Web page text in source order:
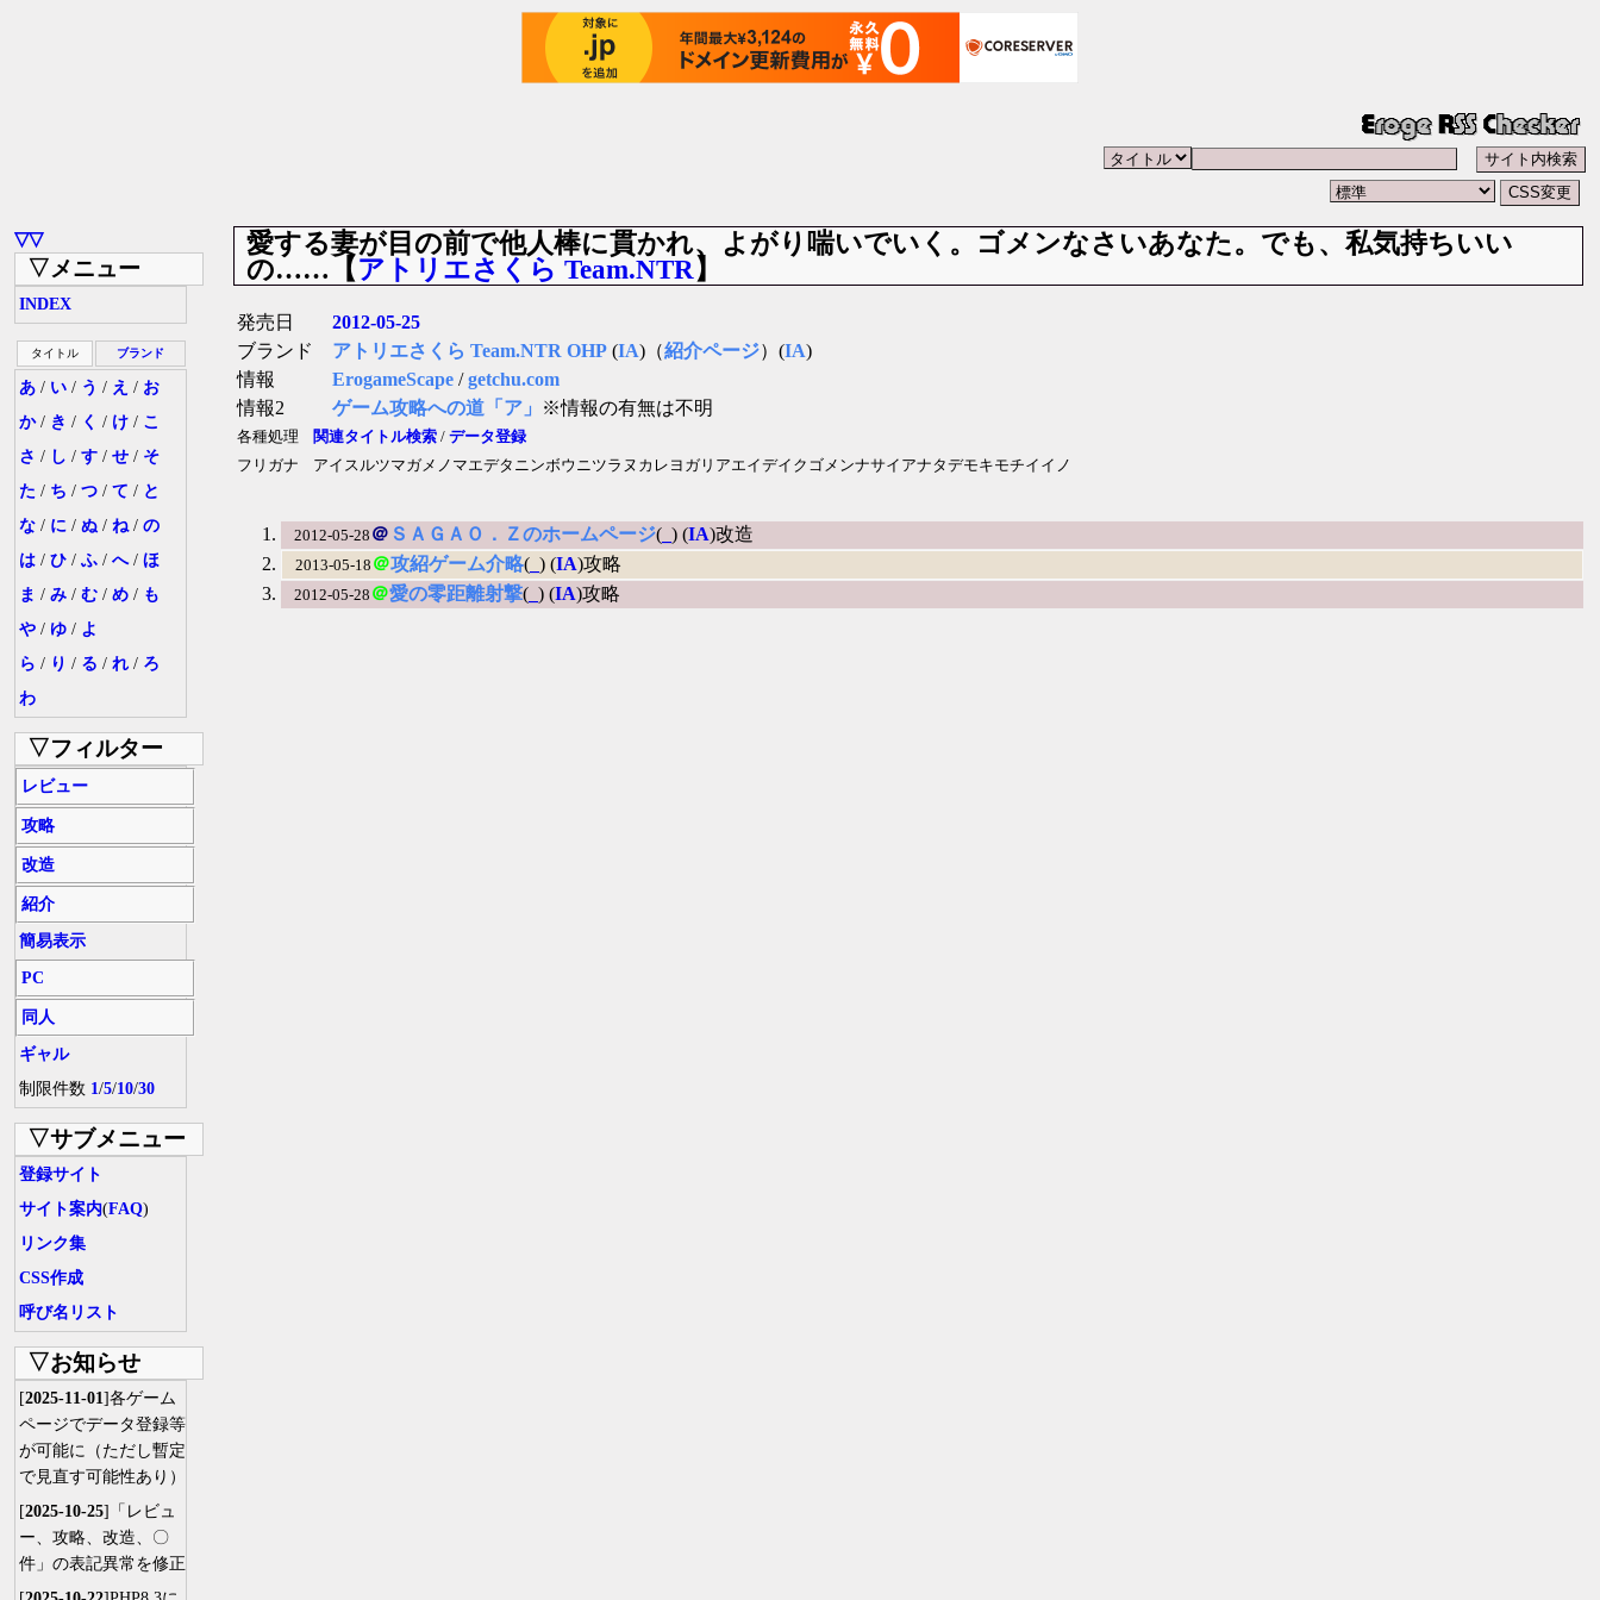
▽▽
▽メニュー
INDEX
タイトル ブランド
あ / い / う / え / お
か/ き / く / け / こ
さ / し / す / せ / そ
た / ち / つ / て / と
な / に / ぬ / ね/ の
は / ひ / ふ / へ/ ほ
ま / み / む / め / も
や / ゆ / よ
ら / り / る / れ / ろ
わ
▽フィルター
レビュー
攻略
改造
紹介
簡易表示
PC
同人
ギャル
制限件数 1/5/10/30
▽サブメニュー
登録サイト
サイト案内(FAQ)
リンク集
CSS作成
呼び名リスト
▽お知らせ
[2025-11-01]各ゲーム
ページでデータ登録等
が可能に（ただし暫定
で見直す可能性あり）
[2025-10-25]「レビュ
ー、攻略、改造、〇
件」の表記異常を修正
愛する妻が目の前で他人棒に貫かれ、よがり喘いでいく。ゴメンなさいあなた。でも、私気持ちいい
の……【アトリエさくら Team.NTR】
発売日
2012-05-25
ブランド
アトリエさくら Team.NTR OHP (IA)（紹介ページ）(IA)
情報
ErogameScape /getchu.com
情報2
ゲーム攻略への道「ア」 ※情報の有無は不明
各種処理 関連タイトル検索 / データ登録
フリガナ
アイスルツマガメノマエデタニンボウニツラヌカレヨガリアエイデイクゴメンナサイアナタデモキモチイイノ
2012-05-28 ＠ ＳＡＧＡＯ．Ｚのホームページ(_ ) (IA)改造
2013-05-18 ＠攻紹ゲーム介略(_ ) (IA)攻略
2012-05-28 ＠愛の零距離射撃(_ ) (IA)攻略